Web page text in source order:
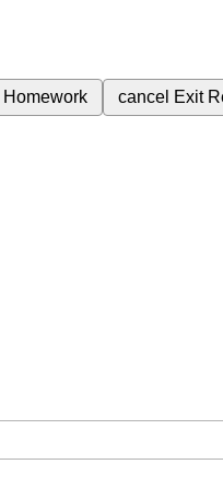
Homework cancel Exit